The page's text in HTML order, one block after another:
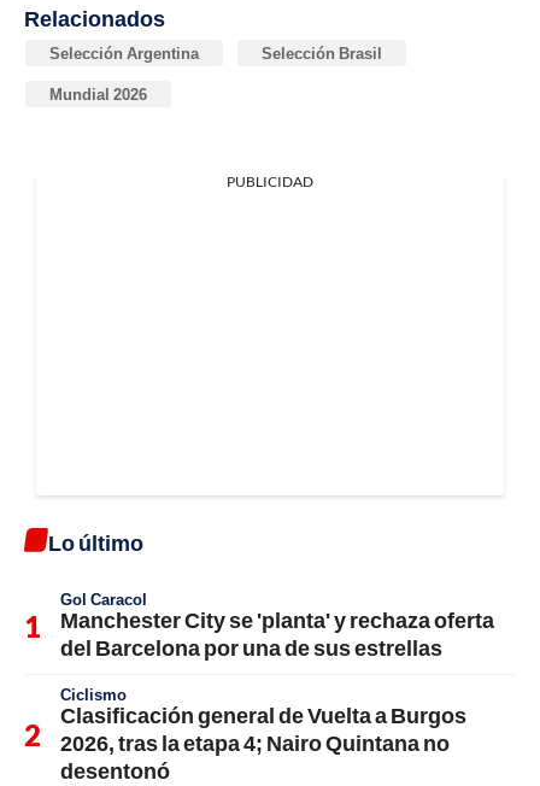
Relacionados
Selección Argentina Selección Brasil
Mundial 2026
PUBLICIDAD
Lo último
Gol Caracol
Manchester City se 'planta' y rechaza oferta
del Barcelona por una de sus estrellas
Ciclismo
Clasificación general de Vuelta a Burgos
2026, tras la etapa 4; Nairo Quintana no
desentonó